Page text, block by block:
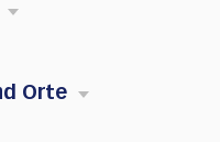
Orte